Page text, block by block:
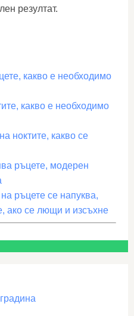
резултат.
какво е необходимо
какво е необходимо
ноктите, какво се
ръцете, модерен
ръцете се напуква,
ако се лющи и изсъхне